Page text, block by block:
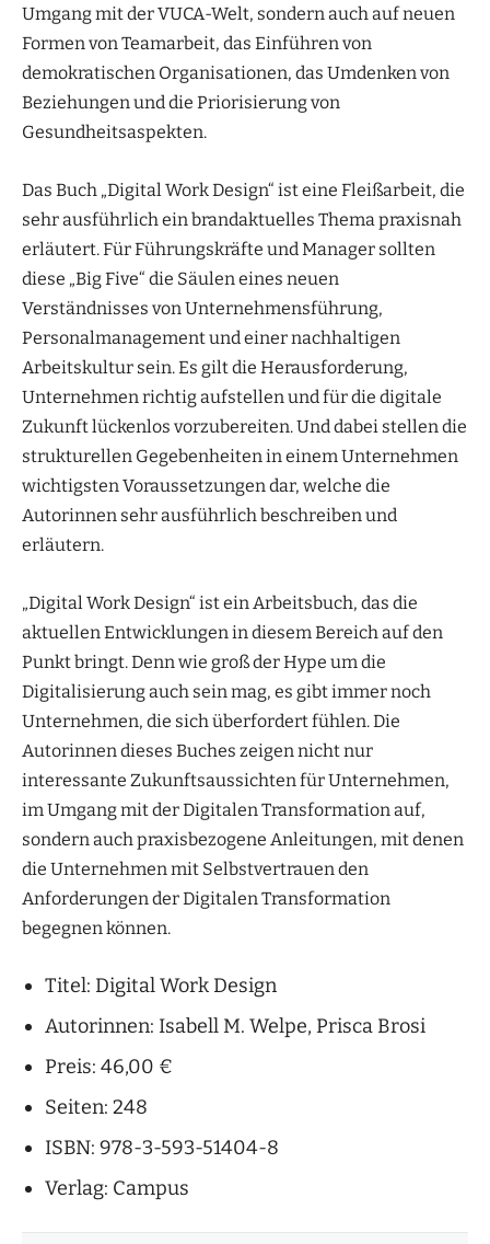
Umgang mit der VUCA-Welt, sondern auch auf neuen
Formen von Teamarbeit, das Einführen von
demokratischen Organisationen, das Umdenken von
Beziehungen und die Priorisierung von
Gesundheitsaspekten.
Das Buch „Digital Work Design“ ist eine Fleißarbeit, die
sehr ausführlich ein brandaktuelles Thema praxisnah
erläutert. Für Führungskräfte und Manager sollten
diese „Big Five“ die Säulen eines neuen
Verständnisses von Unternehmensführung,
Personalmanagement und einer nachhaltigen
Arbeitskultur sein. Es gilt die Herausforderung,
Unternehmen richtig aufstellen und für die digitale
Zukunft lückenlos vorzubereiten. Und dabei stellen die
strukturellen Gegebenheiten in einem Unternehmen
wichtigsten Voraussetzungen dar, welche die
Autorinnen sehr ausführlich beschreiben und
erläutern.
„Digital Work Design“ ist ein Arbeitsbuch, das die
aktuellen Entwicklungen in diesem Bereich auf den
Punkt bringt. Denn wie groß der Hype um die
Digitalisierung auch sein mag, es gibt immer noch
Unternehmen, die sich überfordert fühlen. Die
Autorinnen dieses Buches zeigen nicht nur
interessante Zukunftsaussichten für Unternehmen,
im Umgang mit der Digitalen Transformation auf,
sondern auch praxisbezogene Anleitungen, mit denen
die Unternehmen mit Selbstvertrauen den
Anforderungen der Digitalen Transformation
begegnen können.
Titel: Digital Work Design
Autorinnen: Isabell M. Welpe, Prisca Brosi
Preis: 46,00 €
Seiten: 248
ISBN: 978-3-593-51404-8
Verlag: Campus